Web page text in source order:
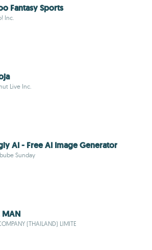
Fantasy Sports
Inc.
Live Inc.
AI - Free AI Image Generator
Sunday
MAN
(THAILAND) LIMITE